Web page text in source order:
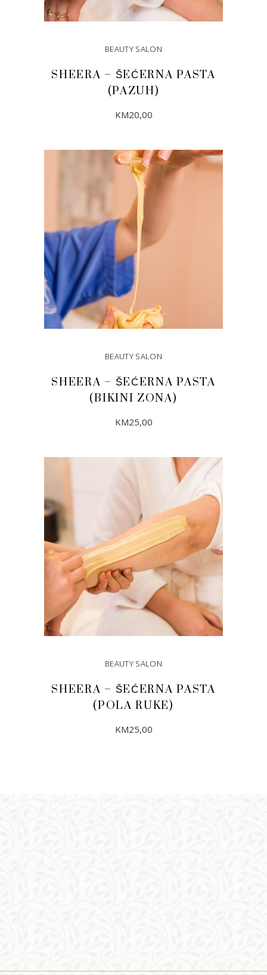
BEAUTY SALON
SHEERA – ŠEĆERNA PASTA
(PAZUH)
KM20,00
DODAJ U KORPU
BEAUTY SALON
SHEERA – ŠEĆERNA PASTA
(BIKINI ZONA)
KM25,00
BEAUTY SALON
SHEERA – ŠEĆERNA PASTA
(POLA RUKE)
KM25,00